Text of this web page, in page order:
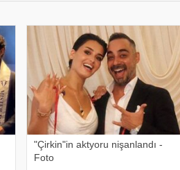
"Çirkin"in aktyoru nişanlandı -
Foto